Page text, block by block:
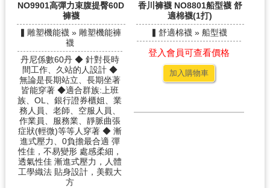
NO9901高彈力束腹提臀60D
褲襪
▍雕塑機能襪 » 雕塑機能褲
襪
丹尼係數60丹 ◆ 針對長時
間工作、久站的人設計 ◆
無論是長期站立、長期坐著
皆能穿著 ◆適合群族:上班
族、OL、銀行證券櫃姐、業
務人員、老師、空服人員、
作業員、服務業、靜脈曲張
症狀(輕微)等等人穿著 ◆ 漸
進式壓力、0負擔最合適 彈
性佳，不易變形 處感柔細，
透氣性佳 漸進式壓力，人體
工學織法 貼身設計，美觀大
方
香川褲襪 NO8801船型襪 舒
適棉襪(1打)
▍舒適棉襪 » 船型襪
登入會員可查看價格
加入購物車